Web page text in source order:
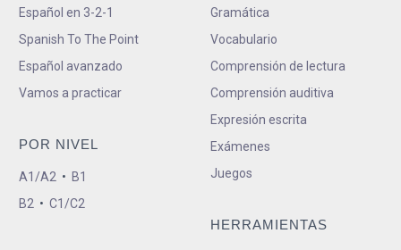
Español en 3-2-1
Spanish To The Point
Español avanzado
Vamos a practicar
POR NIVEL
A1/A2 • B1
B2 • C1/C2
Gramática
Vocabulario
Comprensión de lectura
Comprensión auditiva
Expresión escrita
Exámenes
Juegos
HERRAMIENTAS